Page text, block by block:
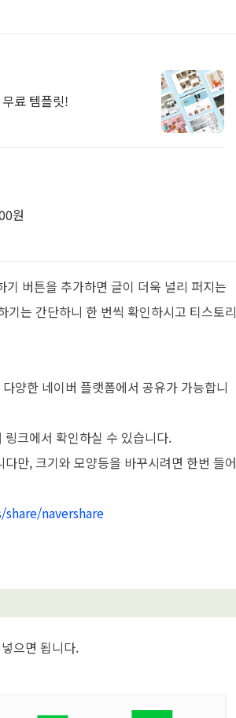
료 템플릿!
원
버튼을 추가하면 글이 더욱 널리 퍼지는
는 간단하니 한 번씩 확인하시고 티스토리
양한 네이버 플랫폼에서 공유가 가능합니
크에서 확인하실 수 있습니다.
만, 크기와 모양등을 바꾸시려면 한번 들어
navershare
으면 됩니다.